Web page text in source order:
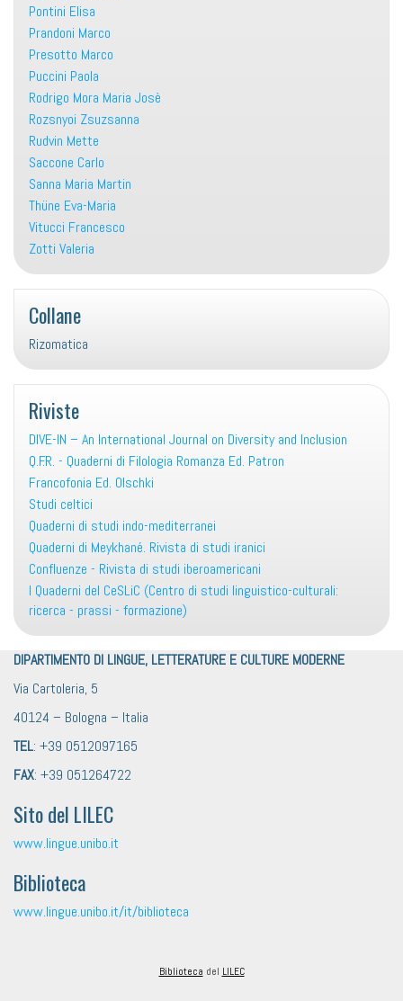
Pontini Elisa
Prandoni Marco
Presotto Marco
Puccini Paola
Rodrigo Mora Maria Josè
Rozsnyoi Zsuzsanna
Rudvin Mette
Saccone Carlo
Sanna Maria Martin
Thüne Eva-Maria
Vitucci Francesco
Zotti Valeria
Collane
Rizomatica
Riviste
DIVE-IN – An International Journal on Diversity and Inclusion
Q.F.R. - Quaderni di Filologia Romanza Ed. Patron
Francofonia Ed. Olschki
Studi celtici
Quaderni di studi indo-mediterranei
Quaderni di Meykhané. Rivista di studi iranici
Confluenze - Rivista di studi iberoamericani
I Quaderni del CeSLiC (Centro di studi linguistico-culturali:
ricerca - prassi - formazione)
DIPARTIMENTO DI LINGUE, LETTERATURE E CULTURE MODERNE
Via Cartoleria, 5
40124 – Bologna – Italia
TEL: +39 0512097165
FAX: +39 051264722
Sito del LILEC
www.lingue.unibo.it
Biblioteca
www.lingue.unibo.it/it/biblioteca
Biblioteca del LILEC